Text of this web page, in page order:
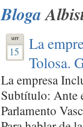
Bloga
urr
15
La
Tolosa.
La empresa
Subtítulo: Ante
Parlamento